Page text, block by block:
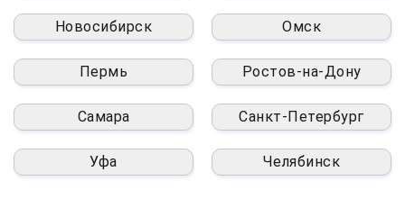
Новосибирск Омск
Пермь Ростов-на-Дону
Самара Санкт-Петербург
Уфа Челябинск